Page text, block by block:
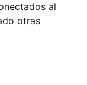
al
otras